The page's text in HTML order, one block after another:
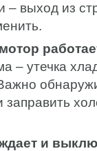
– выход из
– утечка
заправить
и